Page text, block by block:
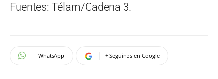
Fuentes: Télam/Cadena 3.
WhatsApp + Seguinos en Google